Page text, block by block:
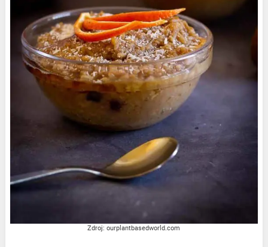
Zdroj: ourplantbasedworld.com